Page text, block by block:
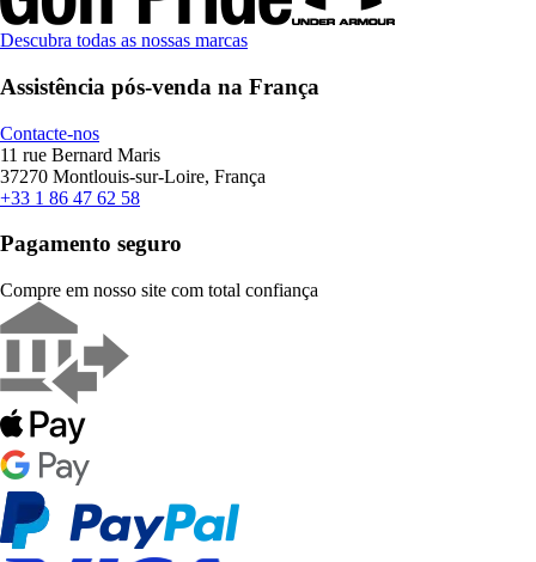
Descubra todas as nossas marcas
Assistência pós-venda na França
Contacte-nos
11 rue Bernard Maris
37270 Montlouis-sur-Loire, França
+33 1 86 47 62 58
Pagamento seguro
Compre em nosso site com total confiança